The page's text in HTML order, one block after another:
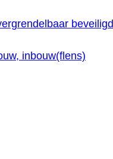
beveiligd
inbouw(flens)